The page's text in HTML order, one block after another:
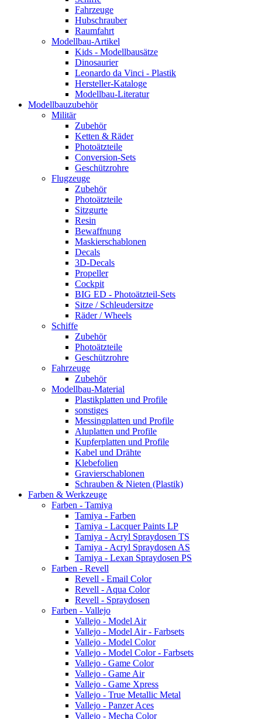
Fahrzeuge
Hubschrauber
Raumfahrt
Modellbau-Artikel
Kids - Modellbausätze
Dinosaurier
Leonardo da Vinci - Plastik
Hersteller-Kataloge
Modellbau-Literatur
Modellbauzubehör
Militär
Zubehör
Ketten & Räder
Photoätzteile
Conversion-Sets
Geschützrohre
Flugzeuge
Zubehör
Photoätzteile
Sitzgurte
Resin
Bewaffnung
Maskierschablonen
Decals
3D-Decals
Propeller
Cockpit
BIG ED - Photoätzteil-Sets
Sitze / Schleudersitze
Räder / Wheels
Schiffe
Zubehör
Photoätzteile
Geschützrohre
Fahrzeuge
Zubehör
Modellbau-Material
Plastikplatten und Profile
sonstiges
Messingplatten und Profile
Aluplatten und Profile
Kupferplatten und Profile
Kabel und Drähte
Klebefolien
Gravierschablonen
Schrauben & Nieten (Plastik)
Farben & Werkzeuge
Farben - Tamiya
Tamiya - Farben
Tamiya - Lacquer Paints LP
Tamiya - Acryl Spraydosen TS
Tamiya - Acryl Spraydosen AS
Tamiya - Lexan Spraydosen PS
Farben - Revell
Revell - Email Color
Revell - Aqua Color
Revell - Spraydosen
Farben - Vallejo
Vallejo - Model Air
Vallejo - Model Air - Farbsets
Vallejo - Model Color
Vallejo - Model Color - Farbsets
Vallejo - Game Color
Vallejo - Game Air
Vallejo - Game Xpress
Vallejo - True Metallic Metal
Vallejo - Panzer Aces
Vallejo - Mecha Color